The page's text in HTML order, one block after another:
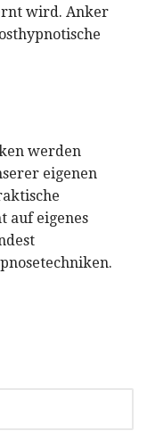
wird. Anker
werden
eigenen
auf eigenes